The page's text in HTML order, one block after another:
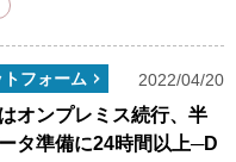
フォーム 2022/04/20
オンプレミス続行、半
タ準備に24時間以上─D